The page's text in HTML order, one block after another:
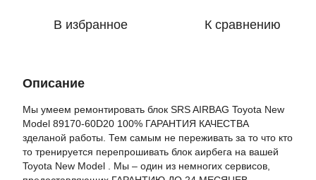
В избранное К сравнению
Описание
Мы умеем ремонтировать блок SRS AIRBAG Toyota New
Model 89170-60D20 100% ГАРАНТИЯ КАЧЕСТВА
зделаной работы. Тем самым не переживать за то что кто
то тренируется перепрошивать блок аирбега на вашей
Toyota New Model . Мы – один из немногих сервисов,